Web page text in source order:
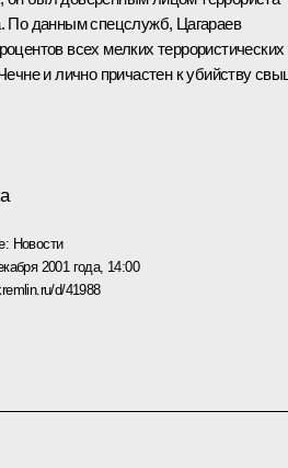
По данным спецслужб, Цагараев
всех мелких террористических
и лично причастен к убийству
Новости
2001 года, 14:00
d/41988